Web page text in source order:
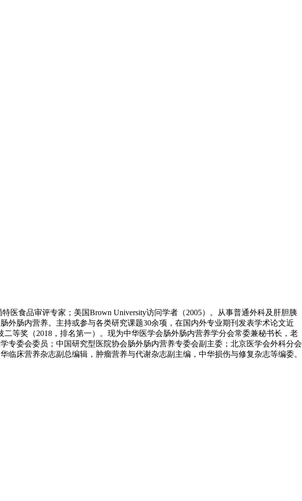
食品审评专家；美国Brown University访问学者（2005）。从事普通外科及肝胆胰
肠内营养。主持或参与各类研究课题30余项，在国内外专业期刊发表学术论文近
等奖（2018，排名第一）。现为中华医学会肠外肠内营养学分会常委兼秘书长，老
委会委员；中国研究型医院协会肠外肠内营养专委会副主委；北京医学会外科分会
床营养杂志副总编辑，肿瘤营养与代谢杂志副主编，中华损伤与修复杂志等编委。